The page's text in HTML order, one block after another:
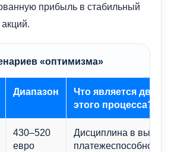
прибыль в стабильный
«оптимизма»
Диапазон
Что является
этого процесса?
430–520
евро
Дисциплина в
платежеспособность,